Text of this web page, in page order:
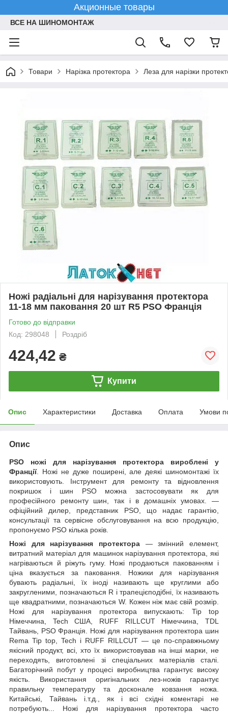
Акционные товары
ВСЕ НА ШИНОМОНТАЖ
Товари Нарізка протектора Леза для нарізки
Ножі радіальні для нарізування протектора
11-18 мм паковання 20 шт R5 PSO Франція
Готово до відправки
Код: 298048
Роздріб
424,42 ₴
Купити
Опис Характеристики Доставка Оплата Умови
Опис
PSO ножі для нарізування протектора вироблені у
Франції. Ножі не дуже поширені, але деякі шиномонтажі їх
використовують. Інструмент для ремонту та відновлення
покришок і шин PSO можна застосовувати як для
професійного ремонту шин, так і в домашніх умовах. —
офіційний дилер, представник PSO, що надає гарантію,
консультації та сервісне обслуговування на всю продукцію,
пропонуємо PSO кілька років.
Ножі для нарізування протектора — змінний елемент,
витратний матеріал для машинок нарізування протектора, які
нагріваються й ріжуть гуму. Ножі продаються пакованням і
ціна вказується за паковання. Ножики для нарізування
бувають радіальні, їх іноді називають ще круглими або
закругленими, позначаються R і трапецієподібні, їх називають
ще квадратними, позначаються W. Кожен ніж має свій розмір.
Ножі для нарізування протектора випускають: Tip top
Німеччина, Tech США, RUFF RILLCUT Німеччина, TDL
Тайвань, PSO Франція. Ножі для нарізування протектора шин
Rema Tip top, Tech і RUFF RILLCUT — це по-справжньому
якісний продукт, всі, хто їх використовував на інші марки, не
переходять, виготовлені зі спеціальних матеріалів сталі.
Багаторічний побут у процесі виробництва гарантує високу
якість. Використання оригінальних лез-ножів гарантує
правильну температуру та досконале ковзання ножа.
Китайські, Тайвань і.т.д., як і всі східні коментарі не
потребують... Ножі для нарізування протектора часто